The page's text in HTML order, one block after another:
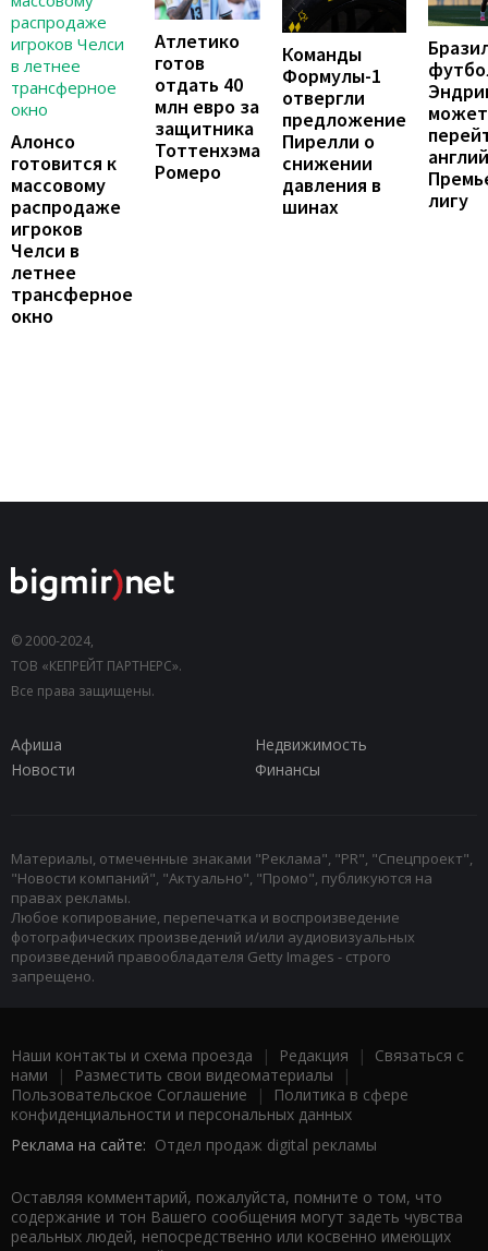
Алонсо
готовится к
массовому
распродаже
игроков
Челси в
летнее
трансферное
окно
Атлетико
готов
отдать 40
млн евро за
защитника
Тоттенхэма
Ромеро
Команды
Формулы-1
отвергли
предложение
Пирелли о
снижении
давления в
шинах
может
лигу
© 2000-2024,
ТОВ «КЕПРЕЙТ ПАРТНЕРС».
Все права защищены.
Афиша
Недвижимость
Новости
Финансы
Материалы, отмеченные знаками "Реклама", "PR", "Спецпроект",
"Новости компаний", "Актуально", "Промо", публикуются на
правах рекламы.
Любое копирование, перепечатка и воспроизведение
фотографических произведений и/или аудиовизуальных
произведений правообладателя Getty Images - строго
запрещено.
Наши контакты и схема проезда | Редакция | Связаться с
нами | Разместить свои видеоматериалы |
Пользовательское Соглашение |
Политика в сфере
конфиденциальности и персональных данных
Реклама на сайте: Отдел продаж digital рекламы
Оставляя комментарий, пожалуйста, помните о том, что
содержание и тон Вашего сообщения могут задеть чувства
реальных людей, непосредственно или косвенно имеющих